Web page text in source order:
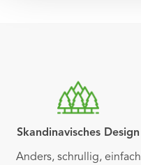
Skandinavisches Design
Anders, schrullig, einfach